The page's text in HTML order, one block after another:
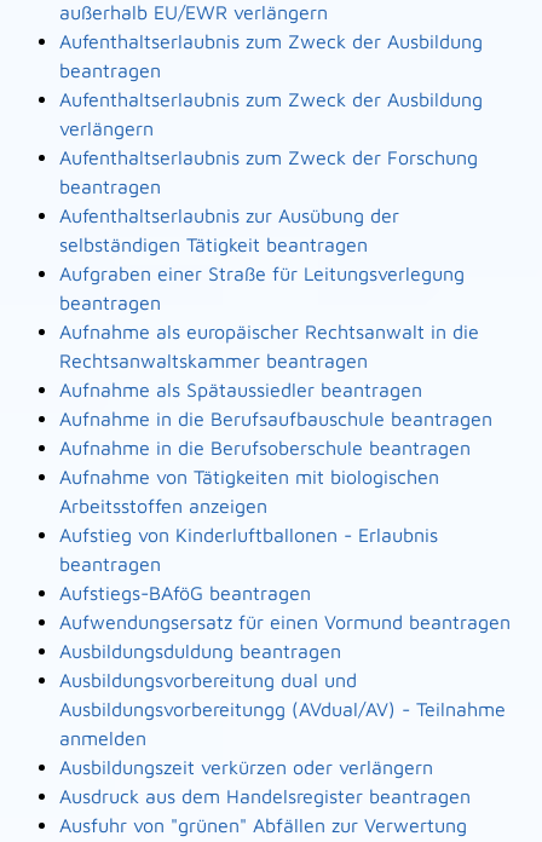
außerhalb EU/EWR verlängern
Aufenthaltserlaubnis zum Zweck der Ausbildung
beantragen
Aufenthaltserlaubnis zum Zweck der Ausbildung
verlängern
Aufenthaltserlaubnis zum Zweck der Forschung
beantragen
Aufenthaltserlaubnis zur Ausübung der
selbständigen Tätigkeit beantragen
Aufgraben einer Straße für Leitungsverlegung
beantragen
Aufnahme als europäischer Rechtsanwalt in die
Rechtsanwaltskammer beantragen
Aufnahme als Spätaussiedler beantragen
Aufnahme in die Berufsaufbauschule beantragen
Aufnahme in die Berufsoberschule beantragen
Aufnahme von Tätigkeiten mit biologischen
Arbeitsstoffen anzeigen
Aufstieg von Kinderluftballonen - Erlaubnis
beantragen
Aufstiegs-BAföG beantragen
Aufwendungsersatz für einen Vormund beantragen
Ausbildungsduldung beantragen
Ausbildungsvorbereitung dual und
Ausbildungsvorbereitungg (AVdual/AV) - Teilnahme
anmelden
Ausbildungszeit verkürzen oder verlängern
Ausdruck aus dem Handelsregister beantragen
Ausfuhr von "grünen" Abfällen zur Verwertung